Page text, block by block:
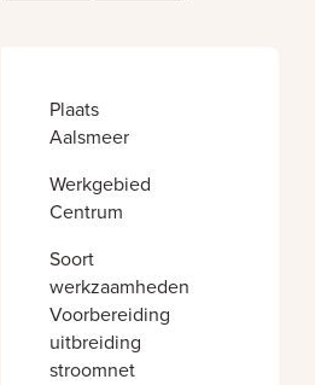
Plaats
Aalsmeer
Werkgebied
Centrum
Soort
werkzaamheden
Voorbereiding
uitbreiding
stroomnet